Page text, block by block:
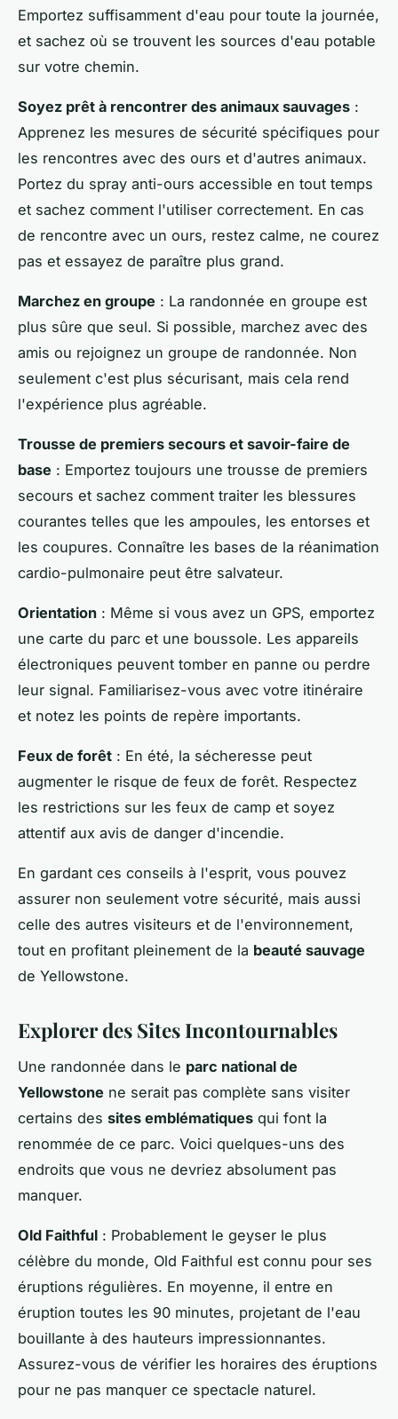
Emportez suffisamment d'eau pour toute la journée,
et sachez où se trouvent les sources d'eau potable
sur votre chemin.
Soyez prêt à rencontrer des animaux sauvages :
Apprenez les mesures de sécurité spécifiques pour
les rencontres avec des ours et d'autres animaux.
Portez du spray anti-ours accessible en tout temps
et sachez comment l'utiliser correctement. En cas
de rencontre avec un ours, restez calme, ne courez
pas et essayez de paraître plus grand.
Marchez en groupe : La randonnée en groupe est
plus sûre que seul. Si possible, marchez avec des
amis ou rejoignez un groupe de randonnée. Non
seulement c'est plus sécurisant, mais cela rend
l'expérience plus agréable.
Trousse de premiers secours et savoir-faire de
base : Emportez toujours une trousse de premiers
secours et sachez comment traiter les blessures
courantes telles que les ampoules, les entorses et
les coupures. Connaître les bases de la réanimation
cardio-pulmonaire peut être salvateur.
Orientation : Même si vous avez un GPS, emportez
une carte du parc et une boussole. Les appareils
électroniques peuvent tomber en panne ou perdre
leur signal. Familiarisez-vous avec votre itinéraire
et notez les points de repère importants.
Feux de forêt : En été, la sécheresse peut
augmenter le risque de feux de forêt. Respectez
les restrictions sur les feux de camp et soyez
attentif aux avis de danger d'incendie.
En gardant ces conseils à l'esprit, vous pouvez
assurer non seulement votre sécurité, mais aussi
celle des autres visiteurs et de l'environnement,
tout en profitant pleinement de la beauté sauvage
de Yellowstone.
Explorer des Sites Incontournables
Une randonnée dans le parc national de
Yellowstone ne serait pas complète sans visiter
certains des sites emblématiques qui font la
renommée de ce parc. Voici quelques-uns des
endroits que vous ne devriez absolument pas
manquer.
Old Faithful : Probablement le geyser le plus
célèbre du monde, Old Faithful est connu pour ses
éruptions régulières. En moyenne, il entre en
éruption toutes les 90 minutes, projetant de l'eau
bouillante à des hauteurs impressionnantes.
Assurez-vous de vérifier les horaires des éruptions
pour ne pas manquer ce spectacle naturel.